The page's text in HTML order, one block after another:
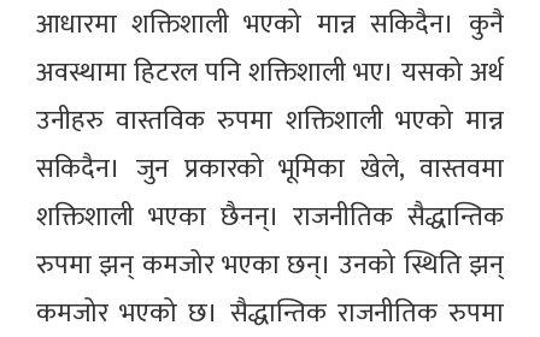
आधारमा शक्तिशाली भएको मान्न सकिदैन। कुनै
अवस्थामा हिटरल पनि शक्तिशाली भए। यसको अर्थ
उनीहरु वास्तविक रुपमा शक्तिशाली भएको मान्न
सकिदैन। जुन प्रकारको भूमिका खेले, वास्तवमा
शक्तिशाली भएका छैनन्। राजनीतिक सैद्धान्तिक
रुपमा झन् कमजोर भएका छन्। उनको स्थिति झन्
कमजोर भएको छ। सैद्धान्तिक राजनीतिक रुपमा